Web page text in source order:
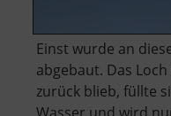
Einst wurde an
abgebaut. Das
zurück blieb, füllte